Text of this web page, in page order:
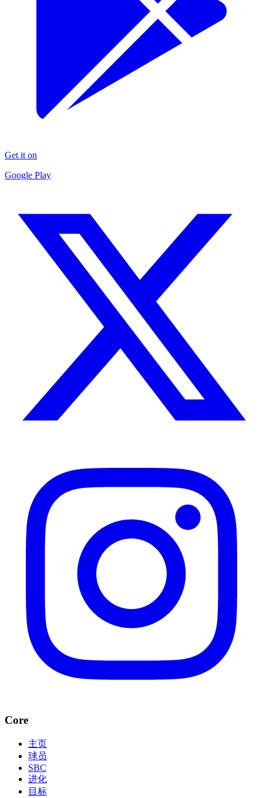
Get it on
Google Play
Core
主页
球员
SBC
进化
目标